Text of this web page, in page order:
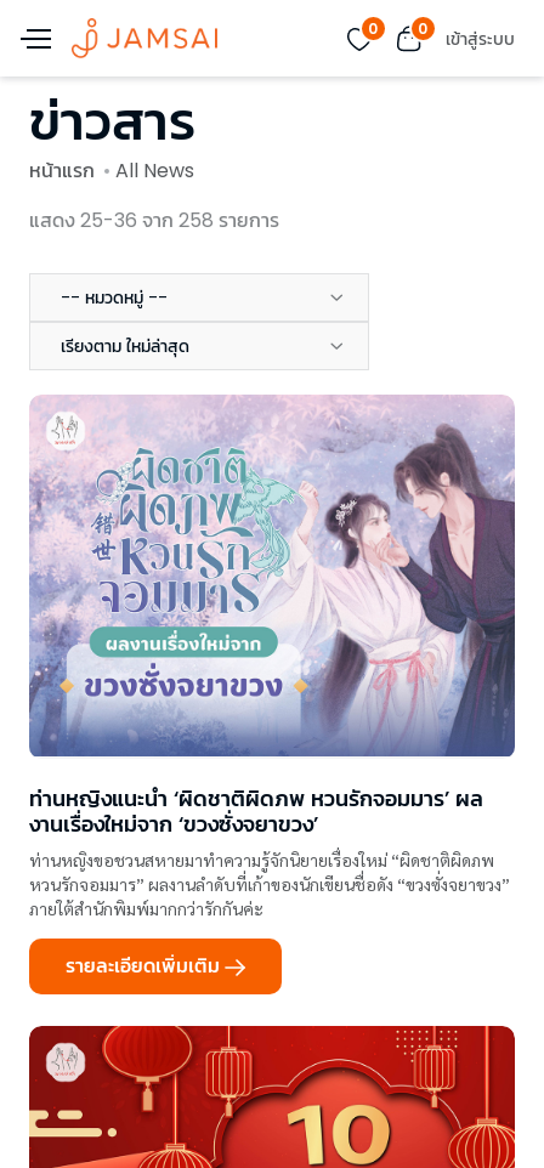
0 0 เข้าสู่ระบบ
ข่าวสาร
หน้าแรก
All News
แสดง 25-36 จาก 258 รายการ
-- หมวดหมู่ --
เรียงตาม ใหม่ล่าสุด
ท่านหญิงแนะนำ ‘ผิดชาติผิดภพ หวนรักจอมมาร’ ผล
งานเรื่องใหม่จาก ‘ขวงซั่งจยาขวง’
ท่านหญิงขอชวนสหายมาทำความรู้จักนิยายเรื่องใหม่ “ผิดชาติผิดภพ
หวนรักจอมมาร” ผลงานลำดับที่เก้าของนักเขียนชื่อดัง “ขวงซั่งจยาขวง”
ภายใต้สำนักพิมพ์มากกว่ารักกันค่ะ
รายละเอียดเพิ่มเติม